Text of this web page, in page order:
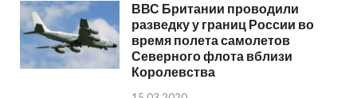
ВВС Британии проводили
разведку у границ России во
время полета самолетов
Северного флота вблизи
Королевства